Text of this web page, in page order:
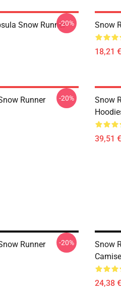
Snow Runner-20% Snow
18,21
Runner
-20%
Snow
39,51
Runner
-20%
Snow
24,38